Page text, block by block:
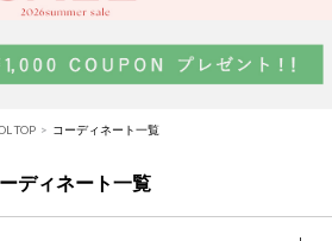
TOP コーディネート一覧
ディネート一覧